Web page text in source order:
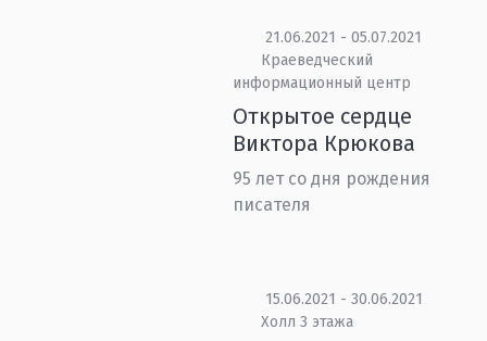
21.06.2021 - 05.07.2021
Краеведческий
информационный центр
Открытое сердце
Виктора Крюкова
95 лет со дня рождения
писателя
15.06.2021 - 30.06.2021
Холл 3 этажа